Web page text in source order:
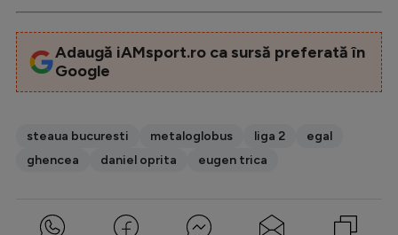
Adaugă iAMsport.ro ca sursă preferată în
Google
steaua bucuresti metaloglobus liga 2
egal
ghencea
daniel oprita eugen trica